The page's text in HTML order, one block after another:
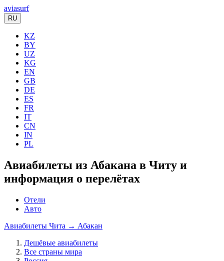
aviasurf
RU
KZ
BY
UZ
KG
EN
GB
DE
ES
FR
IT
CN
IN
PL
Авиабилеты из Абакана в Читу и
информация о перелётах
Отели
Авто
Авиабилеты Чита → Абакан
Дешёвые авиабилеты
Все страны мира